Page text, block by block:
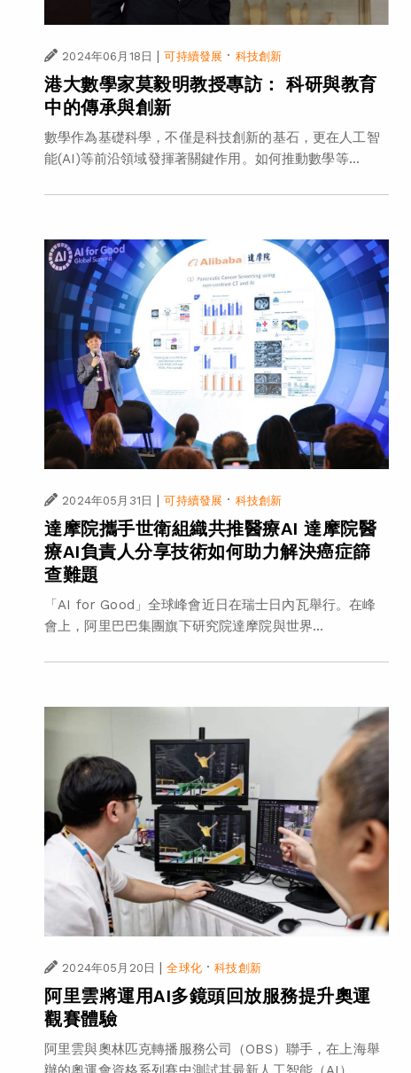
2024年06月18日 | 可持續發展 · 科技創新
港大數學家莫毅明教授專訪： 科研與教育
中的傳承與創新
數學作為基礎科學，不僅是科技創新的基石，更在人工智
能(AI)等前沿領域發揮著關鍵作用。如何推動數學等...
2024年05月31日 | 可持續發展 · 科技創新
達摩院攜手世衛組織共推醫療AI 達摩院醫
療AI負責人分享技術如何助力解決癌症篩
查難題
「AI for Good」全球峰會近日在瑞士日內瓦舉行。在峰
會上，阿里巴巴集團旗下研究院達摩院與世界...
2024年05月20日 | 全球化·科技創新
阿里雲將運用AI多鏡頭回放服務提升奧運
觀賽體驗
阿里雲與奧林匹克轉播服務公司（OBS）聯手，在上海舉